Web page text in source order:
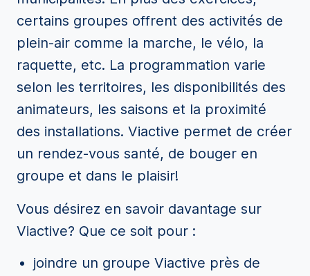
certains groupes offrent des activités de
plein-air comme la marche, le vélo, la
raquette, etc. La programmation varie
selon les territoires, les disponibilités des
animateurs, les saisons et la proximité
des installations. Viactive permet de créer
un rendez-vous santé, de bouger en
groupe et dans le plaisir!
Vous désirez en savoir davantage sur
Viactive? Que ce soit pour :
joindre un groupe Viactive près de